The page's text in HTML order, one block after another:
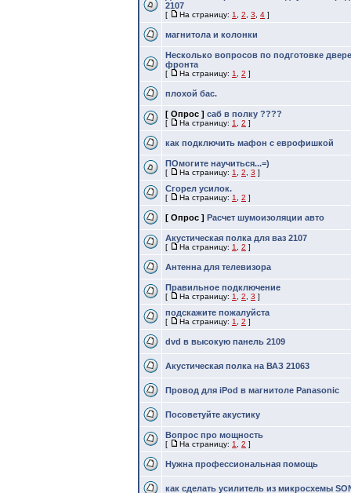
2107
[ На страницу: 1 2 3 4 ]
магнитола и колонки
Несколько вопросов по подготовке
фронта
[ На страницу: 1 2 ]
плохой бас.
[ Опрос ] саб в полку ????
[ На страницу: 1 2 ]
как подключить мафон с еврофишкой
ПОмогите научиться...=)
[ На страницу: 1 2 3 ]
Сгорел усилок.
[ На страницу: 1 2 ]
[ Опрос ] Расчет шумоизоляции авто
Акустическая полка для ваз 2107
[ На страницу: 1 2 ]
Антенна для телевизора
Правильное подключение
[ На страницу: 1 2 3 ]
подскажите пожалуйста
[ На страницу: 1 2 ]
dvd в высокую панель 2109
Акустическая полка на ВАЗ 21063
Провод для iPod в магнитоле Panasonic
Посоветуйте акустику
Вопрос про мощность
[ На страницу: 1 2 ]
Нужна профессиональная помощь
как сделать усилитель из микросхемы